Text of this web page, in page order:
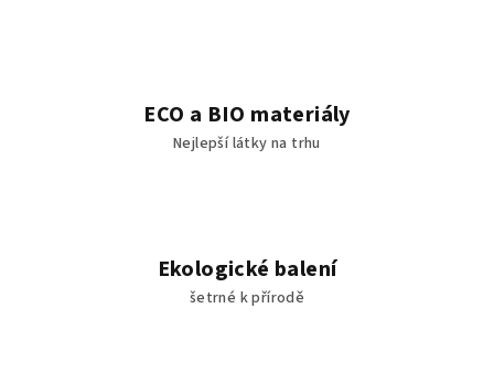
ECO a BIO materiály
Nejlepší látky na trhu
Ekologické balení
šetrné k přírodě